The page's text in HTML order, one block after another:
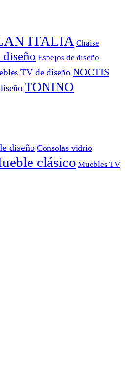
ITALIA Chaise
Espejos de diseño
TV de diseño NOCTIS
TONINO
diseñoConsolas vidrio
clásico Muebles TV